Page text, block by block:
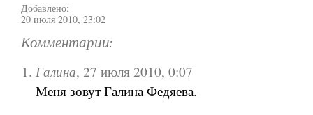
Добавлено:
20 июля 2010, 23:02
Комментарии:
Галина,27 июля 2010, 0:07
Меня зовут Галина Федяева.